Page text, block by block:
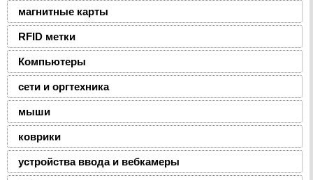
магнитные карты
RFID метки
Компьютеры
сети и оргтехника
мыши
коврики
устройства ввода и вебкамеры